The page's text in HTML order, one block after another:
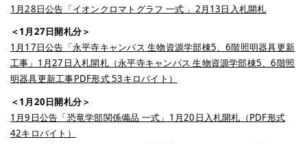
1月28日公告「イオンクロマトグラフ 一式 」2月13日入札開札
＜1月27日開札分＞
1月17日公告「永平寺キャンパス 生物資源学部棟5、6階照明器具更新
工事」1月27日入札開札（永平寺キャンパス 生物資源学部棟5、6階照
明器具更新工事PDF形式 53キロバイト）
＜1月20日開札分＞
1月9日公告「恐竜学部関係備品 一式」1月20日入札開札（PDF形式
42キロバイト）